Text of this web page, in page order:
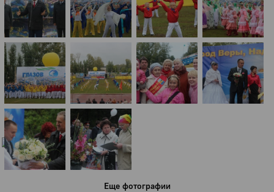
Город
Глазов
Официальный портал
муниципального
образования
История
Настоящее
Еще фотографии